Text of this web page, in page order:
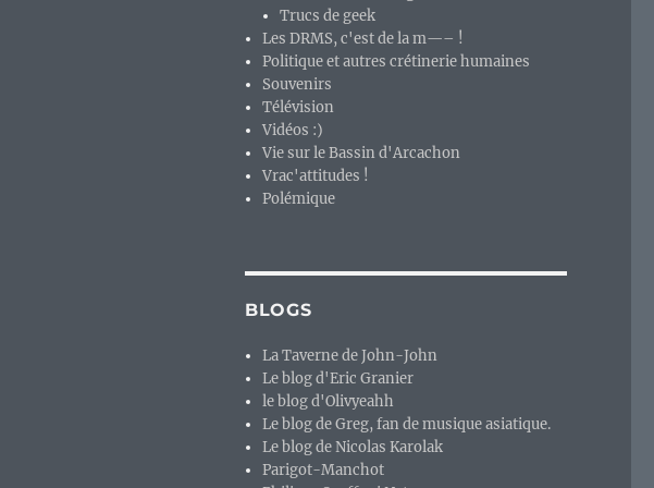
Trucs de geek
Les DRMS, c'est de la m—– !
Politique et autres crétinerie humaines
Souvenirs
Télévision
Vidéos :)
Vie sur le Bassin d'Arcachon
Vrac'attitudes !
Polémique
BLOGS
La Taverne de John-John
Le blog d'Eric Granier
le blog d'Olivyeahh
Le blog de Greg, fan de musique asiatique.
Le blog de Nicolas Karolak
Parigot-Manchot